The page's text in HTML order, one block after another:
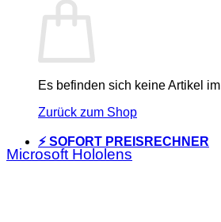
Es befinden sich keine Artikel
Zurück zum Shop
⚡ SOFORT PREISRECHNER
Microsoft Hololens